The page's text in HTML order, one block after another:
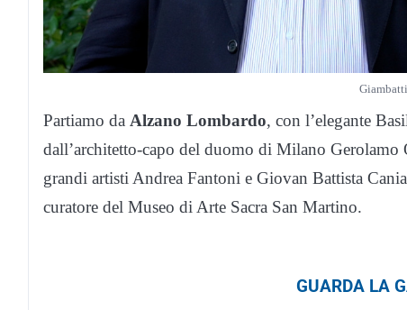
Partiamo da Alzano Lombardo, con l’elegante
dall’architetto-capo del duomo di Milano Gerolamo
grandi artisti Andrea Fantoni e Giovan Battista
curatore del Museo di Arte Sacra San Martino.
GUARDA LA